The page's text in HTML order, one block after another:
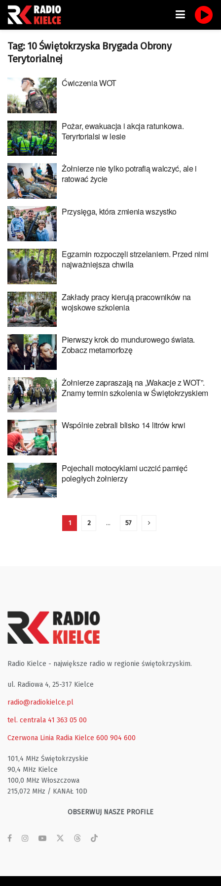
Tag: 10 Świętokrzyska Brygada Obrony
Terytorialnej
Ćwiczenia WOT
Pożar, ewakuacja i akcja ratunkowa.
Teryrtorialsi w lesie
Żołnierze nie tylko potrafią walczyć, ale i
ratować życie
Przysięga, która zmienia wszystko
Egzamin rozpoczęli strzelaniem. Przed nimi
najważniejsza chwila
Zakłady pracy kierują pracowników na
wojskowe szkolenia
Pierwszy krok do mundurowego świata.
Zobacz metamorfozę
Żołnierze zapraszają na „Wakacje z WOT”.
Znamy termin szkolenia w Świętokrzyskiem
Wspólnie zebrali blisko 14 litrów krwi
Pojechali motocyklami uczcić pamięć
poległych żołnierzy
1 2 … 57
Radio Kielce - największe radio w regionie świętokrzyskim.
ul. Radiowa 4, 25-317 Kielce
radio@radiokielce.pl
tel. centrala 41 363 05 00
Czerwona Linia Radia Kielce 600 904 600
101,4 MHz Świętokrzyskie
90,4 MHz Kielce
100,0 MHz Włoszczowa
215,072 MHz / KANAŁ 10D
OBSERWUJ NASZE PROFILE